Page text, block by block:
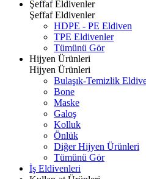
Şeffaf Eldivenler
Şeffaf Eldivenler
HDPE - PE Eldiven
TPE Eldivenler
Tümünü Gör
Hijyen Ürünleri
Hijyen Ürünleri
Bulaşık-Temizlik
Bone
Maske
Galoş
Kolluk
Önlük
Diğer Hijyen Ürünleri
Tümünü Gör
İş Eldivenleri